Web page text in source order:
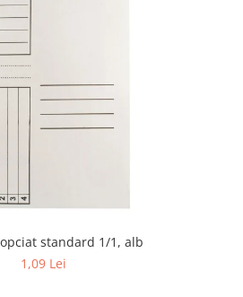
standard 1/1, alb
1,09 Lei